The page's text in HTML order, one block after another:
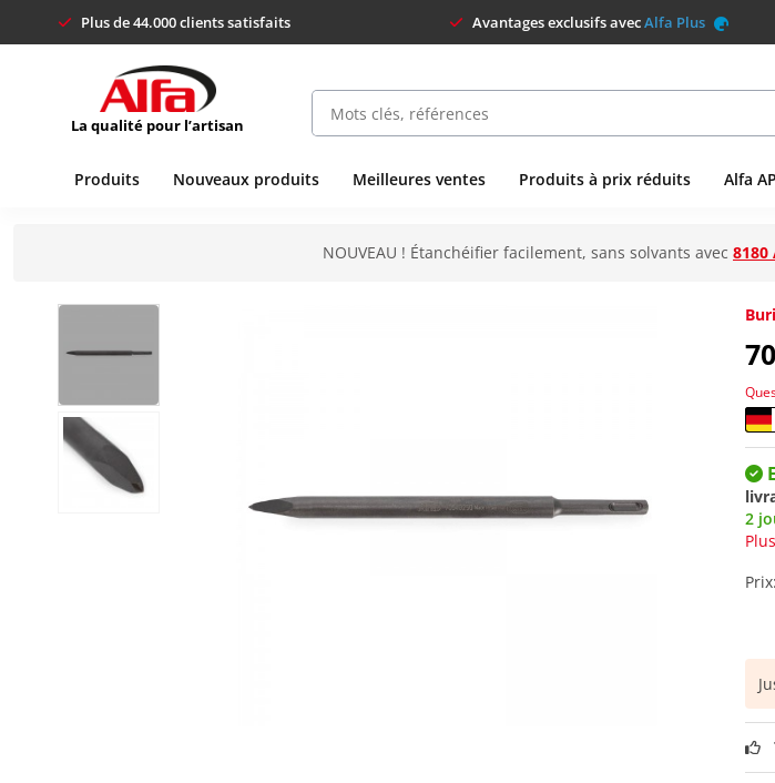
Plus de 44.000 clients satisfaits Avantages exclusifs avecAlfa Plus
La qualité pour l’artisan
Produits Nouveaux produits Meilleures ventes Produits à prix réduits Alfa
NOUVEAU ! Étanchéifier facilement, sans solvants avec 8180
2
Prix: